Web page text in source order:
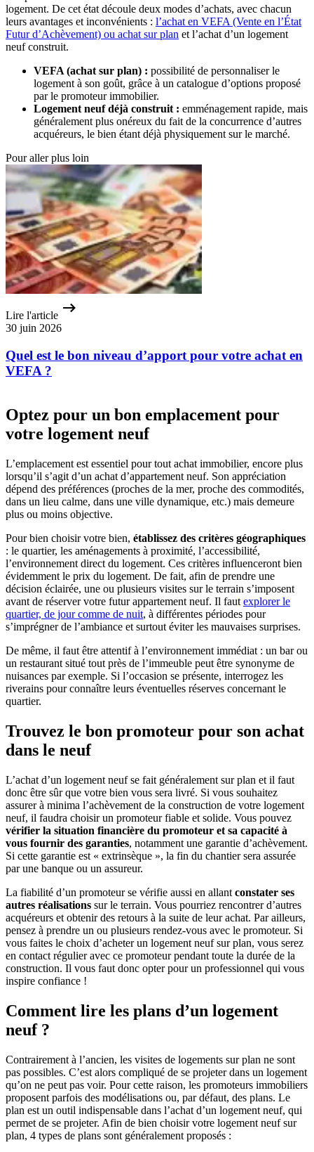
logement. De cet état découle deux modes d’achats, avec chacun
leurs avantages et inconvénients : l’achat en VEFA (Vente en l’État
Futur d’Achèvement) ou achat sur plan et l’achat d’un logement
neuf construit.
VEFA (achat sur plan) : possibilité de personnaliser le
logement à son goût, grâce à un catalogue d’options proposé
par le promoteur immobilier.
Logement neuf déjà construit : emménagement rapide, mais
généralement plus onéreux du fait de la concurrence d’autres
acquéreurs, le bien étant déjà physiquement sur le marché.
Pour aller plus loin
Lire l'article
30 juin 2026
Quel est le bon niveau d’apport pour votre achat en
VEFA ?
Optez pour un bon emplacement pour
votre logement neuf
L’emplacement est essentiel pour tout achat immobilier, encore plus
lorsqu’il s’agit d’un achat d’appartement neuf. Son appréciation
dépend des préférences (proches de la mer, proche des commodités,
dans un lieu calme, dans une ville dynamique, etc.) mais demeure
plus ou moins objective.
Pour bien choisir votre bien, établissez des critères géographiques
: le quartier, les aménagements à proximité, l’accessibilité,
l’environnement direct du logement. Ces critères influenceront bien
évidemment le prix du logement. De fait, afin de prendre une
décision éclairée, une ou plusieurs visites sur le terrain s’imposent
avant de réserver votre futur appartement neuf. Il faut explorer le
quartier, de jour comme de nuit, à différentes périodes pour
s’imprégner de l’ambiance et surtout éviter les mauvaises surprises.
De même, il faut être attentif à l’environnement immédiat : un bar ou
un restaurant situé tout près de l’immeuble peut être synonyme de
nuisances par exemple. Si l’occasion se présente, interrogez les
riverains pour connaître leurs éventuelles réserves concernant le
quartier.
Trouvez le bon promoteur pour son achat
dans le neuf
L’achat d’un logement neuf se fait généralement sur plan et il faut
donc être sûr que votre bien vous sera livré. Si vous souhaitez
assurer à minima l’achèvement de la construction de votre logement
neuf, il faudra choisir un promoteur fiable et solide. Vous pouvez
vérifier la situation financière du promoteur et sa capacité à
vous fournir des garanties, notamment une garantie d’achèvement.
Si cette garantie est « extrinsèque », la fin du chantier sera assurée
par une banque ou un assureur.
La fiabilité d’un promoteur se vérifie aussi en allant constater ses
autres réalisations sur le terrain. Vous pourriez rencontrer d’autres
acquéreurs et obtenir des retours à la suite de leur achat. Par ailleurs,
pensez à prendre un ou plusieurs rendez-vous avec le promoteur. Si
vous faites le choix d’acheter un logement neuf sur plan, vous serez
en contact régulier avec ce promoteur pendant toute la durée de la
construction. Il vous faut donc opter pour un professionnel qui vous
inspire confiance !
Comment lire les plans d’un logement
neuf ?
Contrairement à l’ancien, les visites de logements sur plan ne sont
pas possibles. C’est alors compliqué de se projeter dans un logement
qu’on ne peut pas voir. Pour cette raison, les promoteurs immobiliers
proposent parfois des modélisations ou, par défaut, des plans. Le
plan est un outil indispensable dans l’achat d’un logement neuf, qui
permet de se projeter. Afin de bien choisir votre logement neuf sur
plan, 4 types de plans sont généralement proposés :